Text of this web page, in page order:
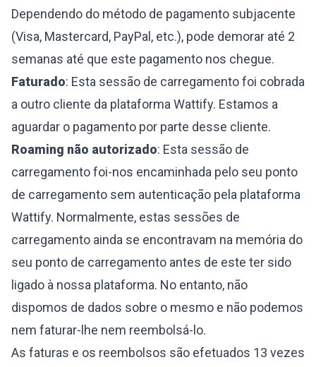
Dependendo do método de pagamento subjacente
(Visa, Mastercard, PayPal, etc.), pode demorar até 2
semanas até que este pagamento nos chegue.
Faturado: Esta sessão de carregamento foi cobrada
a outro cliente da plataforma Wattify. Estamos a
aguardar o pagamento por parte desse cliente.
Roaming não autorizado: Esta sessão de
carregamento foi-nos encaminhada pelo seu ponto
de carregamento sem autenticação pela plataforma
Wattify. Normalmente, estas sessões de
carregamento ainda se encontravam na memória do
seu ponto de carregamento antes de este ter sido
ligado à nossa plataforma. No entanto, não
dispomos de dados sobre o mesmo e não podemos
nem faturar-lhe nem reembolsá-lo.
As faturas e os reembolsos são efetuados 13 vezes